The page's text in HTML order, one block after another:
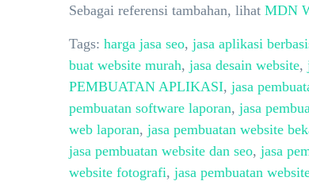
Sebagai referensi tambahan, lihat MDN
Tags: harga jasa seo, jasa aplikasi
buat website murah, jasa desain website,
PEMBUATAN APLIKASI, jasa
pembuatan software laporan, jasa
web laporan, jasa pembuatan website
jasa pembuatan website dan seo, jasa
website fotografi, jasa pembuatan